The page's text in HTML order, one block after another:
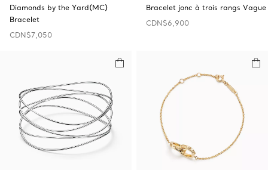
Diamonds by the Yard(MC)
Bracelet
CDN$7,050
Bracelet jonc à trois rangs Vague
CDN$6,900